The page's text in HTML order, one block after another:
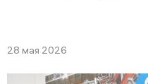
28 мая 2026